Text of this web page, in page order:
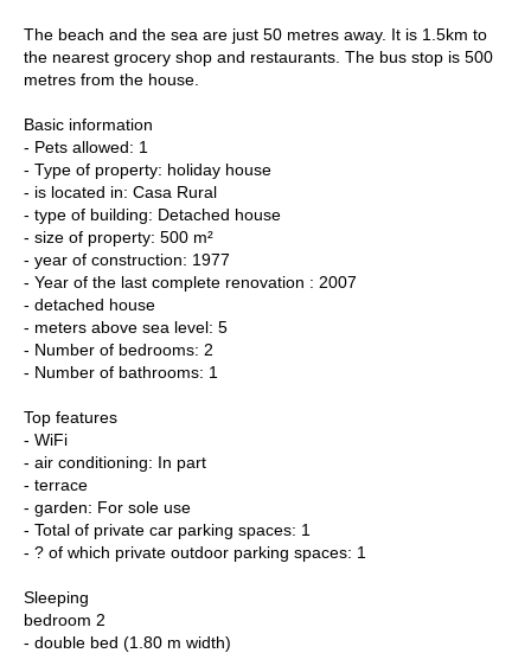
The beach and the sea are just 50 metres away. It is 1.5km to
the nearest grocery shop and restaurants. The bus stop is 500
metres from the house.
Basic information
- Pets allowed: 1
- Type of property: holiday house
- is located in: Casa Rural
- type of building: Detached house
- size of property: 500 m²
- year of construction: 1977
- Year of the last complete renovation : 2007
- detached house
- meters above sea level: 5
- Number of bedrooms: 2
- Number of bathrooms: 1
Top features
- WiFi
- air conditioning: In part
- terrace
- garden: For sole use
- Total of private car parking spaces: 1
- ? of which private outdoor parking spaces: 1
Sleeping
bedroom 2
- double bed (1.80 m width)